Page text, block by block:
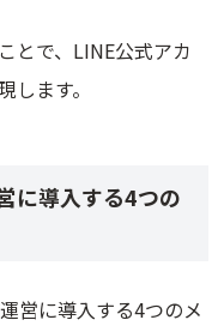
とで、LINE公式アカ
ます。
に導入する4つの
営に導入する4つのメ